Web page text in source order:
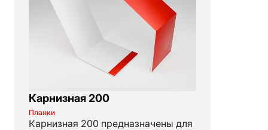
Карнизная 200
Планки
Карнизная 200 предназначены для